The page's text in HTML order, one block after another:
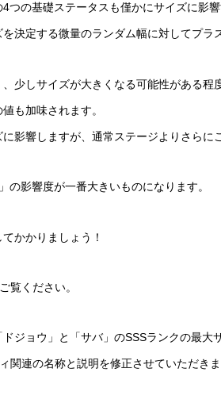
つの基礎ステータスも僅かにサイズに影響
決定する微量のランダム幅に対してプラ
少しサイズが大きくなる可能性がある程
も加味されます。
影響しますが、通常ステージよりさらに
影響度が一番大きいものになります。
かかりましょう！
覧ください。
ジョウ」と「サバ」のSSSランクの最大
連の名称と説明を修正させていただきま